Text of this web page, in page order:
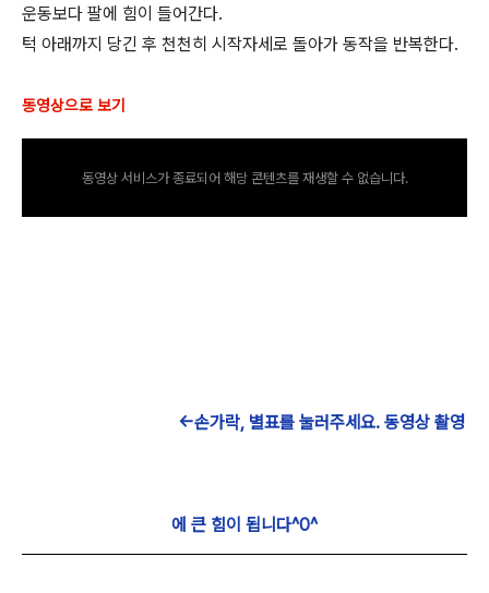
운동보다 팔에 힘이 들어간다.
턱 아래까지 당긴 후 천천히 시작자세로 돌아가 동작을 반복한다.
동영상으로 보기
동영상 서비스가 종료되어 해당 콘텐츠를 재생할 수 없습니다.
←손가락, 별표를 눌러주세요. 동영상 촬영
에 큰 힘이 됩니다^0^